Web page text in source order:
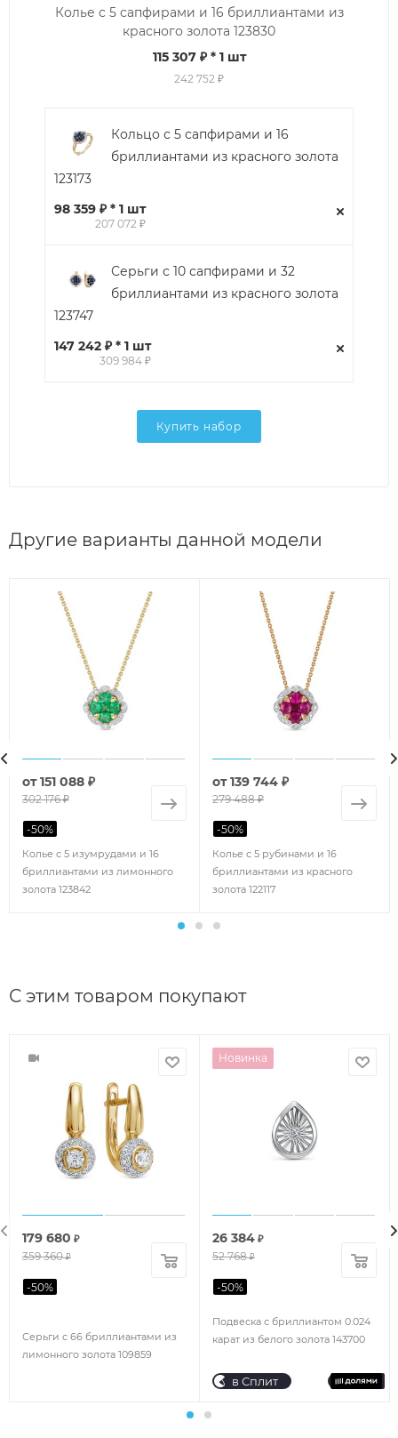
Колье с 5 сапфирами и 16 бриллиантами из
красного золота 123830
115 307 ₽* 1 шт
242 752 ₽
Кольцо с 5 сапфирами и 16
бриллиантами из красного золота
123173
98 359 ₽ * 1 шт
207 072 ₽
Серьги с 10 сапфирами и 32
бриллиантами из красного золота
123747
147 242 ₽ * 1 шт
309 984 ₽
Купить набор
Другие варианты данной модели
Колье с 5 изумрудами и 16
бриллиантами из лимонного
золота 123842
от151 088 ₽
302 176 ₽
-50%
Колье с 5 рубинами и 16
бриллиантами из красного
золота 122117
от139 744 ₽
279 488 ₽
-50%
С этим товаром покупают
Серьги с 66 бриллиантами из
лимонного золота 109859
179 680 ₽
359 360₽
-50%
Новинка
Подвеска с бриллиантом 0.024
карат из белого золота 143700
26 384 ₽
52 768₽
-50%
в Сплит